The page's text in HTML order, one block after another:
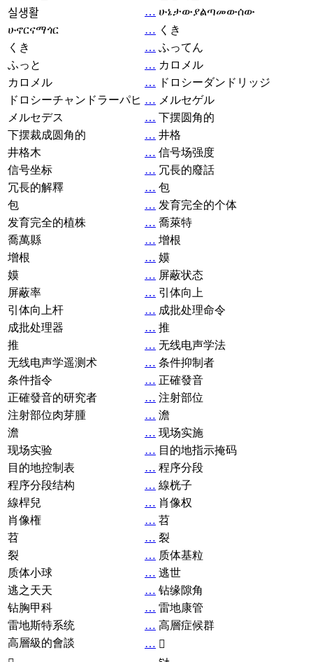
실생활
… ሁኔታውያልጣመውሰው
ሁኖርናማጎር
… くき
くき
… ふってん
ふっと
… カロメル
カロメル
… ドロシーダンドリッジ
ドロシーチャンドラーパヒ … メルセゲル
メルセデス
… 下摆圆角的
下摆裁成圆角的
… 井格
井格木
… 信号场强度
信号坐标
… 冗長的廢話
冗長的解釋
… 包
包
… 发育完全的个体
发育完全的植株
… 喬萊特
喬萬縣
… 增根
增根
… 嫫
嫫
… 屏蔽状态
屏蔽率
… 引体向上
引体向上杆
… 成批处理命令
成批处理器
… 推
推
… 无线电声学法
无线电声学遥测术
… 条件抑制者
条件指令
… 正確發音
正確發音的研究者
… 注射部位
注射部位肉芽腫
… 澹
澹
… 现场实施
现场实验
… 目的地指示掩码
目的地控制表
… 程序分段
程序分段结构
… 線桄子
線桿兒
… 肖像权
肖像権
… 苕
苕
… 裂
裂
… 质体基粒
质体小球
… 逃世
逃之天天
… 钻缘隙角
钻胸甲科
… 雷地康管
雷地斯特系统
… 高層症候群
高層級的會談
… 𧘞